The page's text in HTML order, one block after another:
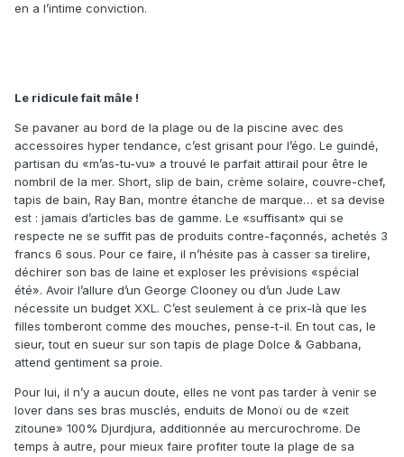
en a l’intime conviction.
Le ridicule fait mâle !
Se pavaner au bord de la plage ou de la piscine avec des
accessoires hyper tendance, c’est grisant pour l’égo. Le guindé,
partisan du «m’as-tu-vu» a trouvé le parfait attirail pour être le
nombril de la mer. Short, slip de bain, crème solaire, couvre-chef,
tapis de bain, Ray Ban, montre étanche de marque… et sa devise
est : jamais d’articles bas de gamme. Le «suffisant» qui se
respecte ne se suffit pas de produits contre-façonnés, achetés 3
francs 6 sous. Pour ce faire, il n’hésite pas à casser sa tirelire,
déchirer son bas de laine et exploser les prévisions «spécial
été». Avoir l’allure d’un George Clooney ou d’un Jude Law
nécessite un budget XXL. C’est seulement à ce prix-là que les
filles tomberont comme des mouches, pense-t-il. En tout cas, le
sieur, tout en sueur sur son tapis de plage Dolce & Gabbana,
attend gentiment sa proie.
Pour lui, il n’y a aucun doute, elles ne vont pas tarder à venir se
lover dans ses bras musclés, enduits de Monoï ou de «zeit
zitoune» 100% Djurdjura, additionnée au mercurochrome. De
temps à autre, pour mieux faire profiter toute la plage de sa